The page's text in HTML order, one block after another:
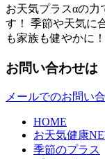
お天気プラスαの力
す！ 季節や天気に
も家族も健やかに！
お問い合わせは
メールでのお問い
HOME
お天気健康
季節のプラス